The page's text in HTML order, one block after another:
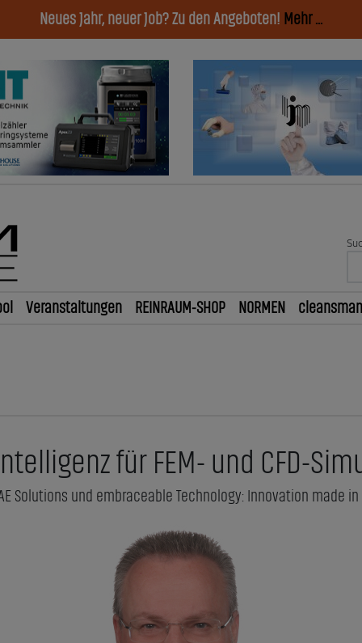
Neues Jahr, neuer Job? Zu den Angeboten! Mehr ...
Veranstaltungen REINRAUM-SHOP NORMEN cleansman
für FEM- und CFD-
Solutions und embraceable Technology: Innovation made in